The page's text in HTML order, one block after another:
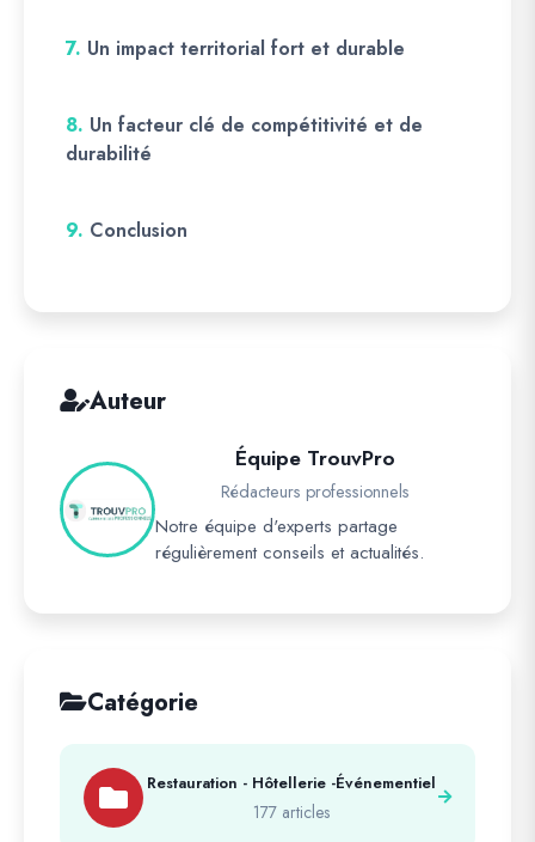
7. Un impact territorial fort et durable
8. Un facteur clé de compétitivité et de
durabilité
9. Conclusion
Auteur
Équipe TrouvPro
Rédacteurs professionnels
Notre équipe d'experts partage
régulièrement conseils et actualités.
Catégorie
Restauration - Hôtellerie -Événementiel
177 articles